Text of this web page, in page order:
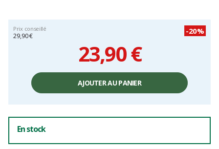
Prix conseillé
29,90 €
-20%
23,90 €
unitaire,
AJOUTER AU PANIER
En stock